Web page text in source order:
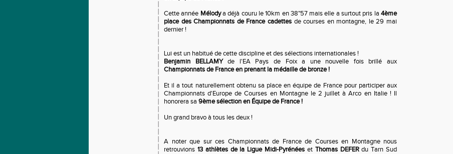
Cette année Mélodya déjà couru le 10km en 38"57 mais elle a surtout pris la 4ème
place des Championnats de France cadettesde courses en montagne, le 29 mai
dernier !
Lui est un habitué de cette discipline et des sélections internationales !
Benjamin BELLAMYde l'EA Pays de Foix a une nouvelle fois brillé aux
Championnats de France en prenant la médaille de bronze !
Et il a tout naturellement obtenu sa place en équipe de France pour participer aux
Championnats d'Europe de Courses en Montagne le 2 juillet à Arco en Italie ! Il
honorera sa 9ème sélection en Équipe de France !
Un grand bravo à tous les deux !
A noter que sur ces Championnats de France de Courses en Montagne nous
retrouvions 13 athlètes de la Ligue Midi-Pyrénées et Thomas DEFERdu Tarn Sud